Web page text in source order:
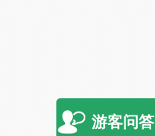
游客问答